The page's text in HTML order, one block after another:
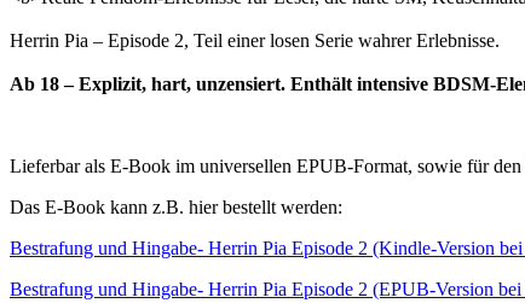
Herrin Pia – Episode 2, Teil einer losen Serie wahrer Erlebnisse.
Ab 18 – Explizit, hart, unzensiert. Enthält intensive BDSM-
Lieferbar als E-Book im universellen EPUB-Format, sowie für
Das E-Book kann z.B. hier bestellt werden:
Bestrafung und Hingabe- Herrin Pia Episode 2 (Kindle-Version
Bestrafung und Hingabe- Herrin Pia Episode 2 (EPUB-Version